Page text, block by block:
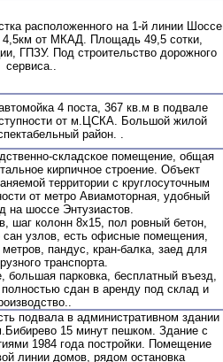
расположенного на 1-й линии Шоссе
4,5км от МКАД. Площадь 49,5 сотки,
ГПЗУ. Под строительство дорожного
сервиса..
4 поста, 367 кв.м в подвале
от м.ЦСКА. Большой жилой
район. .
складское помещение, общая
кирпичное строение. Объект
территории с круглосуточным
от метро Авиамоторная, удобный
на шоссе Энтузиастов.
шаг колонн 8х15, пол ровный бетон,
сан узлов, есть офисные помещения,
пандус, кран-балка, заед для
транспорта.
большая парковка, бесплатный въезд,
сдан в аренду под склад и
подвала в административном здании
15 минут пешком. Здание с
1984 года постройки. Помещение
линии домов, рядом остановка